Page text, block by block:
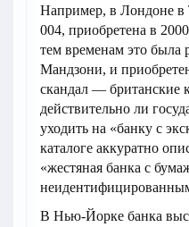
Например, в Лондоне в
004, приобретена в
тем временам это была
Мандзони, и
скандал — британские
действительно ли
уходить на «банку с
каталоге аккуратно
«жестяная банка с
В Нью-Йорке банка